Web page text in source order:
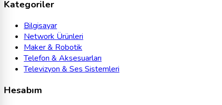
Kategoriler
Bilgisayar
Network Ürünleri
Maker & Robotik
Telefon & Aksesuarları
Televizyon & Ses Sistemleri
Hesabım